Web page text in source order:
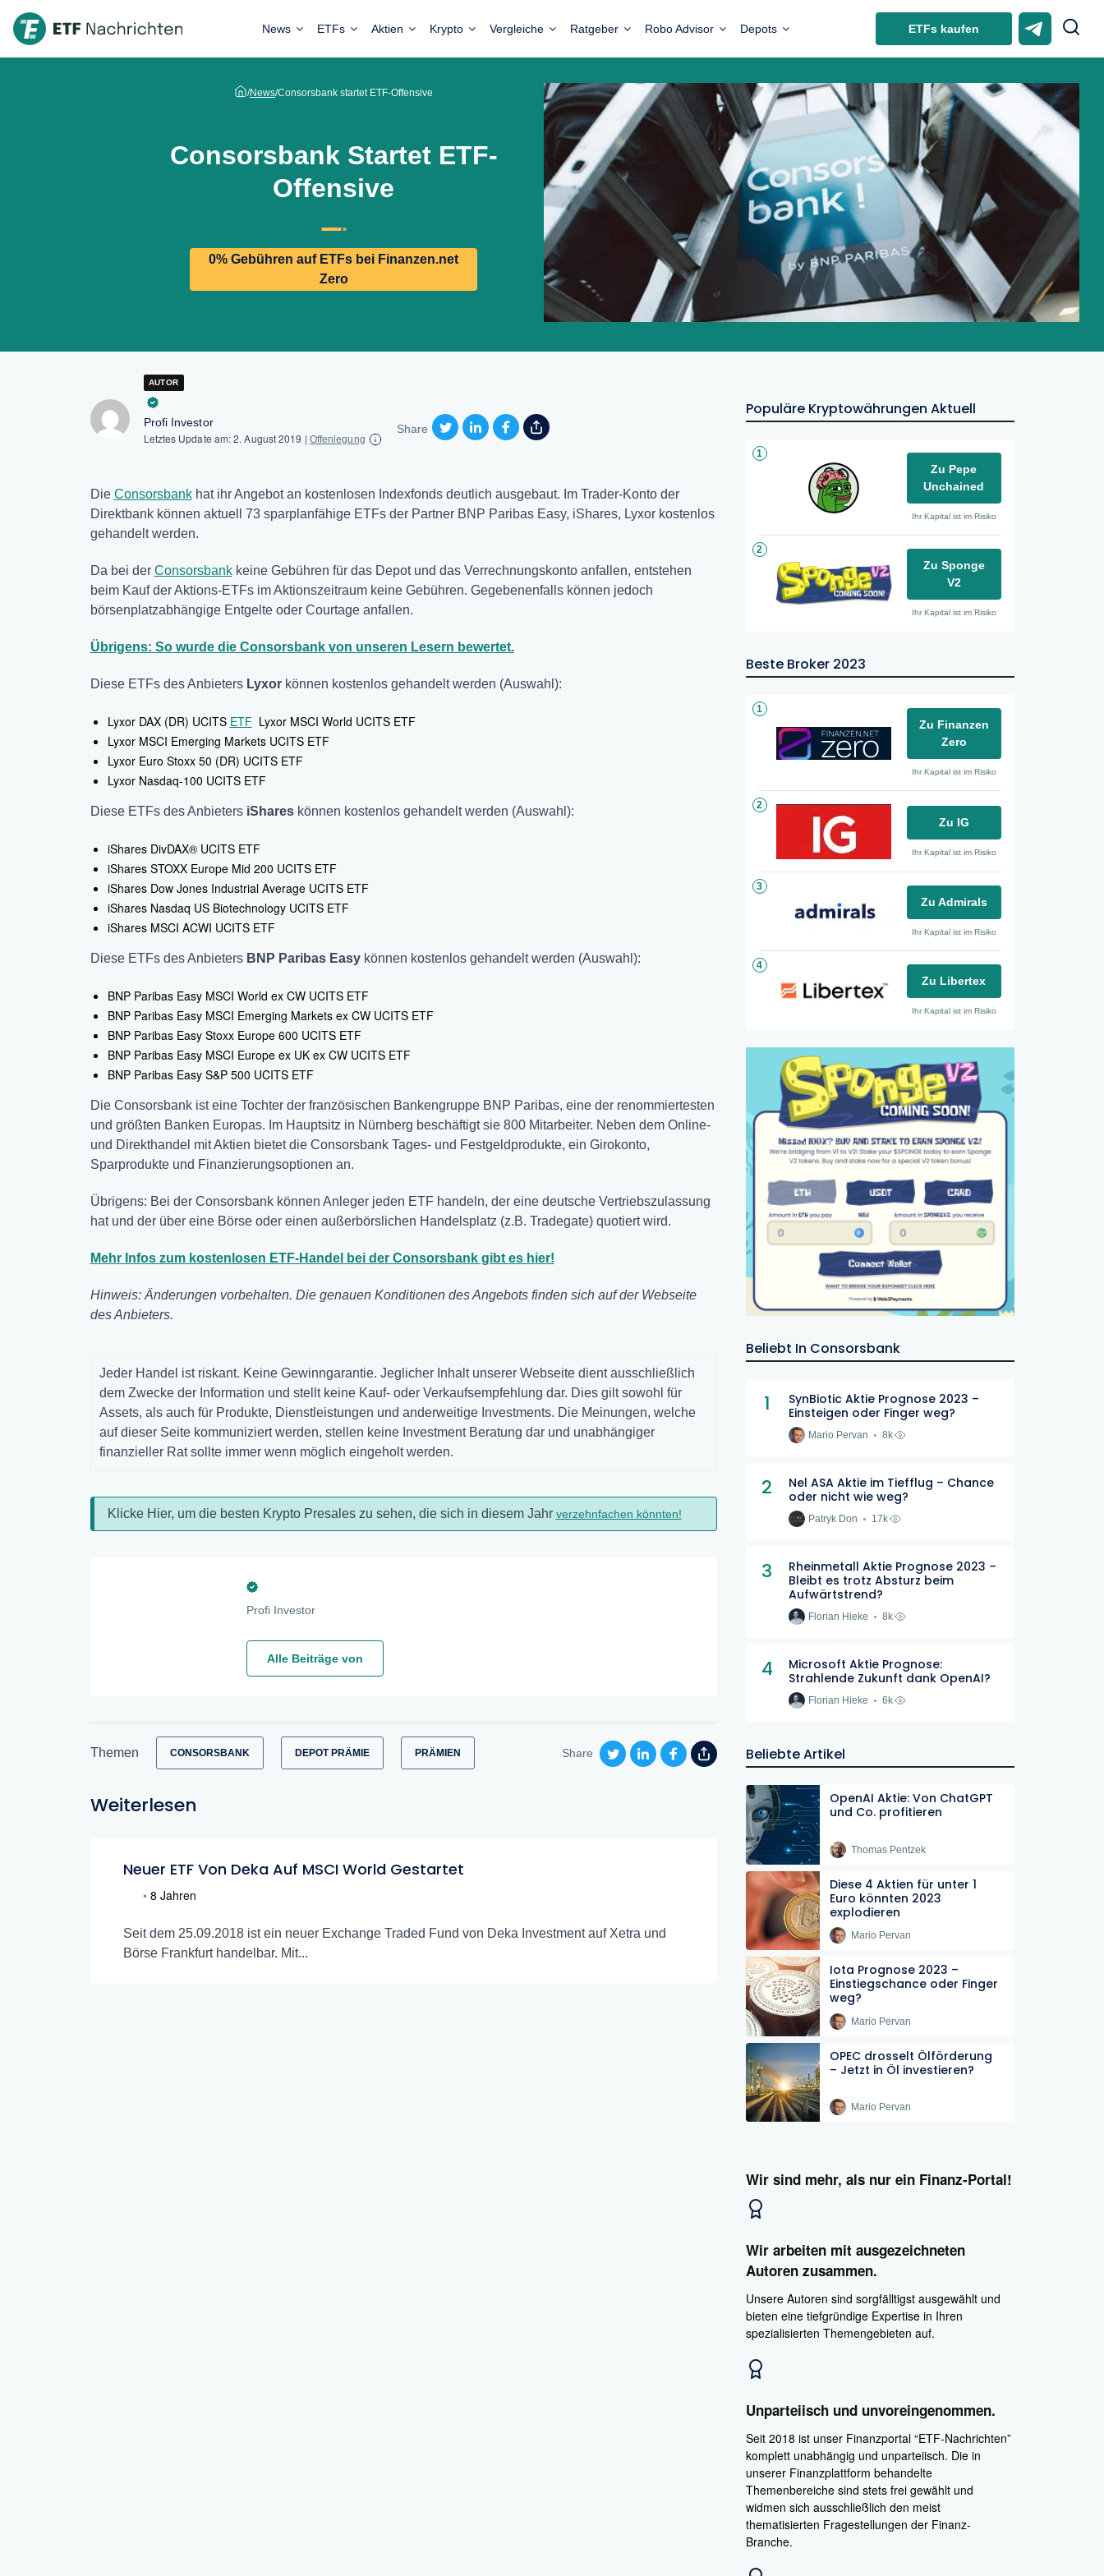
News ETFs Aktien Krypto Vergleiche Ratgeber Robo Advisor Depots ETFs kaufen
/News/Consorsbank startet ETF-Offensive
Consorsbank Startet ETF-
Offensive
0% Gebühren auf ETFs bei Finanzen.net
Zero
AUTOR
Profi Investor
Letztes Update am:2. August 2019 | Offenlegung
Share
Die Consorsbankhat ihr Angebot an kostenlosen Indexfonds deutlich ausgebaut. Im Trader-Konto der
Direktbank können aktuell 73 sparplanfähige ETFs der Partner BNP Paribas Easy, iShares, Lyxor kostenlos
gehandelt werden.
Da bei der Consorsbankkeine Gebühren für das Depot und das Verrechnungskonto anfallen, entstehen
beim Kauf der Aktions-ETFs im Aktionszeitraum keine Gebühren. Gegebenenfalls können jedoch
börsenplatzabhängige Entgelte oder Courtage anfallen.
Übrigens: So wurde die Consorsbank von unseren Lesern bewertet.
Diese ETFs des Anbieters Lyxorkönnen kostenlos gehandelt werden (Auswahl):
Lyxor DAX (DR) UCITS ETFLyxor MSCI World UCITS ETF
Lyxor MSCI Emerging Markets UCITS ETF
Lyxor Euro Stoxx 50 (DR) UCITS ETF
Lyxor Nasdaq-100 UCITS ETF
Diese ETFs des Anbieters iShareskönnen kostenlos gehandelt werden (Auswahl):
iShares DivDAX® UCITS ETF
iShares STOXX Europe Mid 200 UCITS ETF
iShares Dow Jones Industrial Average UCITS ETF
iShares Nasdaq US Biotechnology UCITS ETF
iShares MSCI ACWI UCITS ETF
Diese ETFs des Anbieters BNP Paribas Easykönnen kostenlos gehandelt werden (Auswahl):
BNP Paribas Easy MSCI World ex CW UCITS ETF
BNP Paribas Easy MSCI Emerging Markets ex CW UCITS ETF
BNP Paribas Easy Stoxx Europe 600 UCITS ETF
BNP Paribas Easy MSCI Europe ex UK ex CW UCITS ETF
BNP Paribas Easy S&P 500 UCITS ETF
Die Consorsbank ist eine Tochter der französischen Bankengruppe BNP Paribas, eine der renommiertesten
und größten Banken Europas. Im Hauptsitz in Nürnberg beschäftigt sie 800 Mitarbeiter. Neben dem Online-
und Direkthandel mit Aktien bietet die Consorsbank Tages- und Festgeldprodukte, ein Girokonto,
Sparprodukte und Finanzierungsoptionen an.
Übrigens: Bei der Consorsbank können Anleger jeden ETF handeln, der eine deutsche Vertriebszulassung
hat und der über eine Börse oder einen außerbörslichen Handelsplatz (z.B. Tradegate) quotiert wird.
Mehr Infos zum kostenlosen ETF-Handel bei der Consorsbank gibt es hier!
Hinweis: Änderungen vorbehalten. Die genauen Konditionen des Angebots finden sich auf der Webseite
des Anbieters.
Jeder Handel ist riskant. Keine Gewinngarantie. Jeglicher Inhalt unserer Webseite dient ausschließlich
dem Zwecke der Information und stellt keine Kauf- oder Verkaufsempfehlung dar. Dies gilt sowohl für
Assets, als auch für Produkte, Dienstleistungen und anderweitige Investments. Die Meinungen, welche
auf dieser Seite kommuniziert werden, stellen keine Investment Beratung dar und unabhängiger
finanzieller Rat sollte immer wenn möglich eingeholt werden.
Klicke Hier, um die besten Krypto Presales zu sehen, die sich in diesem Jahr verzehnfachen könnten!
Profi Investor
Alle Beiträge von
Themen CONSORSBANK DEPOT PRÄMIE PRÄMIEN Share
Weiterlesen
Neuer ETF Von Deka Auf MSCI World Gestartet
• 8 Jahren
Seit dem 25.09.2018 ist ein neuer Exchange Traded Fund von Deka Investment auf Xetra und
Börse Frankfurt handelbar. Mit...
Populäre Kryptowährungen Aktuell
1
Zu Pepe
Unchained
Ihr Kapital ist im Risiko
2
Zu Sponge
V2
Ihr Kapital ist im Risiko
Beste Broker 2023
1
Zu Finanzen
Zero
Ihr Kapital ist im Risiko
2
Zu IG
Ihr Kapital ist im Risiko
3
Zu Admirals
Ihr Kapital ist im Risiko
4
Zu Libertex
Ihr Kapital ist im Risiko
Beliebt In Consorsbank
1
SynBiotic Aktie Prognose 2023 –
Einsteigen oder Finger weg?
Mario Pervan 8k
2
Nel ASA Aktie im Tiefflug – Chance
oder nicht wie weg?
Patryk Don 17k
3
Rheinmetall Aktie Prognose 2023 –
Bleibt es trotz Absturz beim
Aufwärtstrend?
Florian Hieke 8k
4
Microsoft Aktie Prognose:
Strahlende Zukunft dank OpenAI?
Florian Hieke 6k
Beliebte Artikel
OpenAI Aktie: Von ChatGPT
und Co. profitieren
Thomas Pentzek
Diese 4 Aktien für unter 1
Euro könnten 2023
explodieren
Mario Pervan
Iota Prognose 2023 –
Einstiegschance oder Finger
weg?
Mario Pervan
OPEC drosselt Ölförderung
– Jetzt in Öl investieren?
Mario Pervan
Wir sind mehr, als nur ein Finanz-Portal!
Wir arbeiten mit ausgezeichneten
Autoren zusammen.
Unsere Autoren sind sorgfälltigst ausgewählt und
bieten eine tiefgründige Expertise in Ihren
spezialisierten Themengebieten auf.
Unparteiisch und unvoreingenommen.
Seit 2018 ist unser Finanzportal “ETF-Nachrichten”
komplett unabhängig und unparteiisch. Die in
unserer Finanzplattform behandelte
Themenbereiche sind stets frei gewählt und
widmen sich ausschließlich den meist
thematisierten Fragestellungen der Finanz-
Branche.